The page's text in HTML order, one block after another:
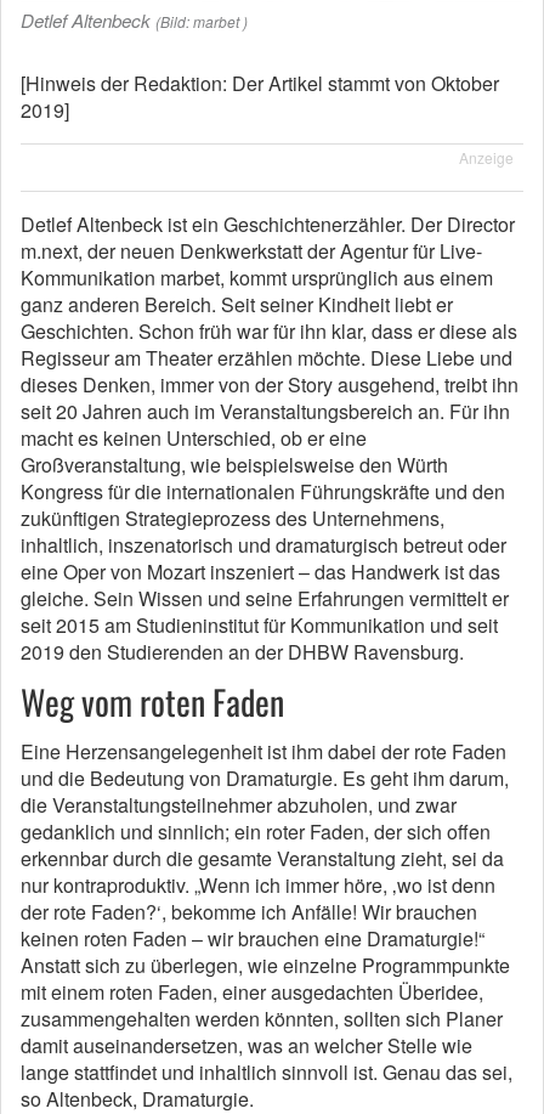
Detlef Altenbeck (Bild: marbet )
[Hinweis der Redaktion: Der Artikel stammt von Oktober
2019]
Anzeige
Detlef Altenbeck ist ein Geschichtenerzähler. Der Director
m.next, der neuen Denkwerkstatt der Agentur für Live-
Kommunikation marbet, kommt ursprünglich aus einem
ganz anderen Bereich. Seit seiner Kindheit liebt er
Geschichten. Schon früh war für ihn klar, dass er diese als
Regisseur am Theater erzählen möchte. Diese Liebe und
dieses Denken, immer von der Story ausgehend, treibt ihn
seit 20 Jahren auch im Veranstaltungsbereich an. Für ihn
macht es keinen Unterschied, ob er eine
Großveranstaltung, wie beispielsweise den Würth
Kongress für die internationalen Führungskräfte und den
zukünftigen Strategieprozess des Unternehmens,
inhaltlich, inszenatorisch und dramaturgisch betreut oder
eine Oper von Mozart inszeniert – das Handwerk ist das
gleiche. Sein Wissen und seine Erfahrungen vermittelt er
seit 2015 am Studieninstitut für Kommunikation und seit
2019 den Studierenden an der DHBW Ravensburg.
Weg vom roten Faden
Eine Herzensangelegenheit ist ihm dabei der rote Faden
und die Bedeutung von Dramaturgie. Es geht ihm darum,
die Veranstaltungsteilnehmer abzuholen, und zwar
gedanklich und sinnlich; ein roter Faden, der sich offen
erkennbar durch die gesamte Veranstaltung zieht, sei da
nur kontraproduktiv. „Wenn ich immer höre, ‚wo ist denn
der rote Faden?‘, bekomme ich Anfälle! Wir brauchen
keinen roten Faden – wir brauchen eine Dramaturgie!“
Anstatt sich zu überlegen, wie einzelne Programmpunkte
mit einem roten Faden, einer ausgedachten Überidee,
zusammengehalten werden könnten, sollten sich Planer
damit auseinandersetzen, was an welcher Stelle wie
lange stattfindet und inhaltlich sinnvoll ist. Genau das sei,
so Altenbeck, Dramaturgie.